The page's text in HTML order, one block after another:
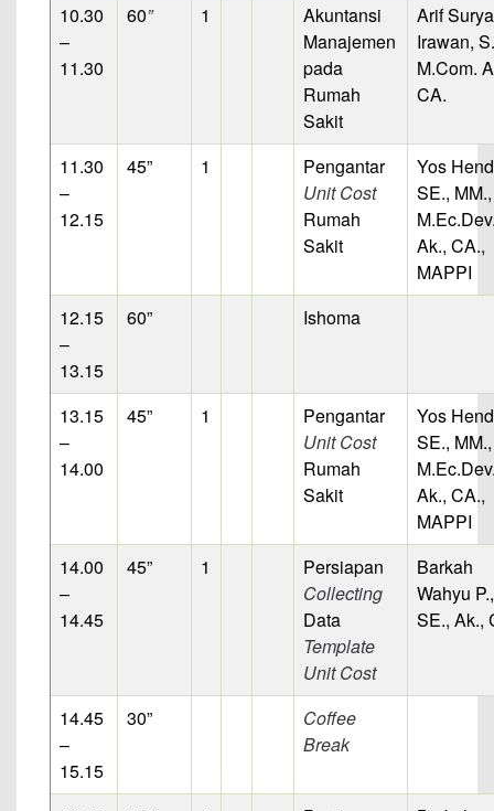
10.30
–
11.30
60” 1
Akuntansi
Manajemen
pada
Rumah
Sakit
Arif Surya
Irawan,
M.Com.
CA.
11.30
–
12.15
45” 1
Pengantar
Unit Cost
Rumah
Sakit
Yos
SE., MM.,
Ak., CA.,
MAPPI
12.15
–
13.15
60” Ishoma
13.15
–
14.00
45” 1
Pengantar
Unit Cost
Rumah
Sakit
Yos
SE., MM.,
Ak., CA.,
MAPPI
14.00
–
14.45
45” 1
Persiapan
Collecting
Data
Template
Unit Cost
Barkah
Wahyu P.,
SE., Ak.,
14.45
–
15.15
30”
Coffee
Break